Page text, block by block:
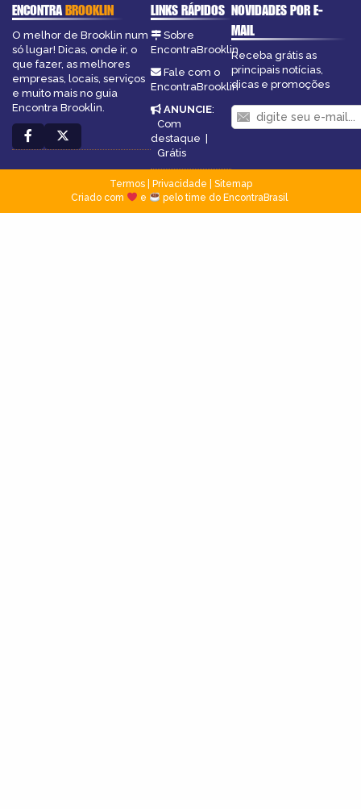
ENCONTRABROOKLIN
O melhor de Brooklin num
só lugar! Dicas, onde ir, o
que fazer, as melhores
empresas, locais, serviços
e muito mais no guia
Encontra Brooklin.
LINKS RÁPIDOS
Sobre
EncontraBrooklin
Fale com o
EncontraBrooklin
ANUNCIE:
Com
destaque |
Grátis
NOVIDADES POR E-
MAIL
Receba grátis as
principais notícias,
dicas e promoções
Termos| Privacidade
Sitemap
Criado com
e pelo time do EncontraBrasil